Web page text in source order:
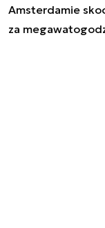
Amsterdamie
za